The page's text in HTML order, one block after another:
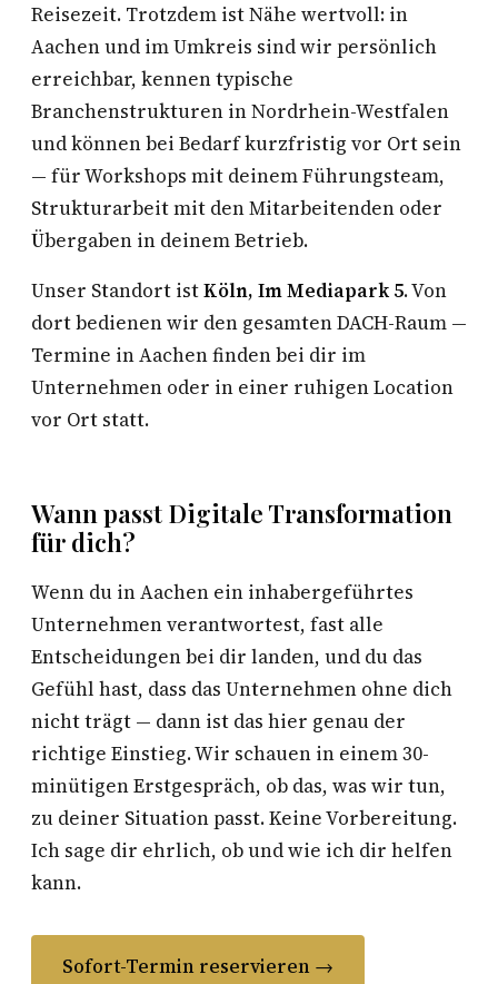
Reisezeit. Trotzdem ist Nähe wertvoll: in
Aachen und im Umkreis sind wir persönlich
erreichbar, kennen typische
Branchenstrukturen in Nordrhein-Westfalen
und können bei Bedarf kurzfristig vor Ort sein
— für Workshops mit deinem Führungsteam,
Strukturarbeit mit den Mitarbeitenden oder
Übergaben in deinem Betrieb.
Unser Standort istKöln, Im Mediapark 5. Von
dort bedienen wir den gesamten DACH-Raum —
Termine in Aachen finden bei dir im
Unternehmen oder in einer ruhigen Location
vor Ort statt.
Wann passt Digitale Transformation
für dich?
Wenn du in Aachen ein inhabergeführtes
Unternehmen verantwortest, fast alle
Entscheidungen bei dir landen, und du das
Gefühl hast, dass das Unternehmen ohne dich
nicht trägt — dann ist das hier genau der
richtige Einstieg. Wir schauen in einem 30-
minütigen Erstgespräch, ob das, was wir tun,
zu deiner Situation passt. Keine Vorbereitung.
Ich sage dir ehrlich, ob und wie ich dir helfen
kann.
Sofort-Termin reservieren →